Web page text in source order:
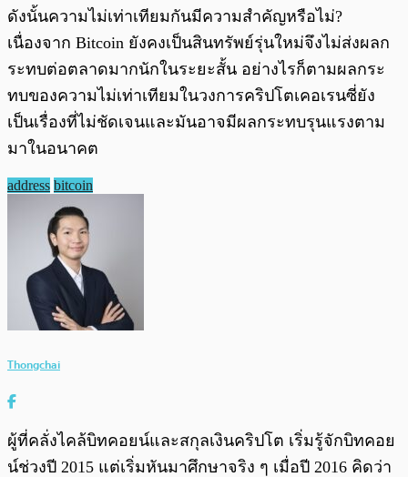
ดังนั้นความไม่เท่าเทียมกันมีความสำคัญหรือไม่?
เนื่องจาก Bitcoin ยังคงเป็นสินทรัพย์รุ่นใหม่จึงไม่ส่งผลก
ระทบต่อตลาดมากนักในระยะสั้น อย่างไรก็ตามผลกระ
ทบของความไม่เท่าเทียมในวงการคริปโตเคอเรนซี่ยัง
เป็นเรื่องที่ไม่ชัดเจนและมันอาจมีผลกระทบรุนแรงตาม
มาในอนาคต
address bitcoin
Thongchai
ผู้ที่คลั่งไคล้บิทคอยน์และสกุลเงินคริปโต เริ่มรู้จักบิทคอย
น์ช่วงปี 2015 แต่เริ่มหันมาศึกษาจริง ๆ เมื่อปี 2016 คิดว่า